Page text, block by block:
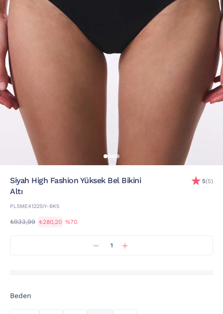
Siyah High Fashion Yüksek Bel Bikini
Altı
PL5ME41225IY-BK5
5(5)
₺933,99 ₺280,20 %70
Beden